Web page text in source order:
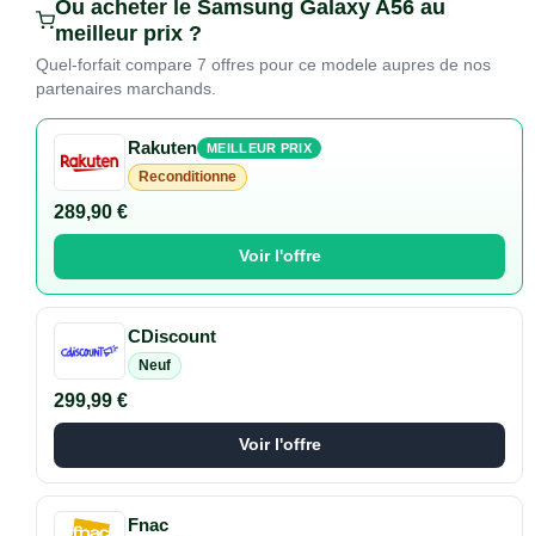
Ou acheter le Samsung Galaxy A56 au
meilleur prix ?
Quel-forfait compare 7 offres pour ce modele aupres de nos
partenaires marchands.
Rakuten
MEILLEUR PRIX
Reconditionne
289,90 €
Voir l'offre
CDiscount
Neuf
299,99 €
Voir l'offre
Fnac